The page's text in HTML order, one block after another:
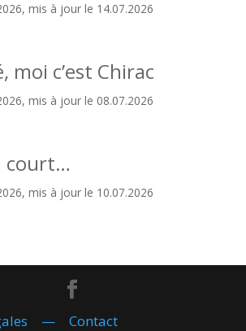
mis à jour le 14.07.2026
moi c’est Chirac
mis à jour le 08.07.2026
court…
mis à jour le 10.07.2026
— Contact